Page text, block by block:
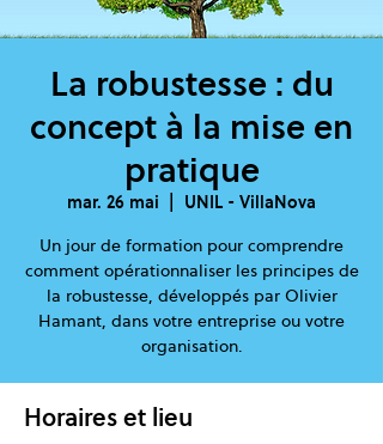
La robustesse : du
concept à la mise en
pratique
mar. 26 mai
UNIL - VillaNova
Un jour de formation pour comprendre
comment opérationnaliser les principes de
la robustesse, développés par Olivier
Hamant, dans votre entreprise ou votre
organisation.
Horaires et lieu